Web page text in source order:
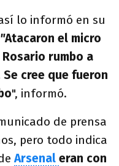
lo informó en su
"Atacaron el micro
rumbo a
cree que fueron
", informó.
de prensa
pero todo indica
Arsenal eran con